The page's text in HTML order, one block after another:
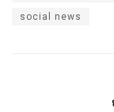
social news